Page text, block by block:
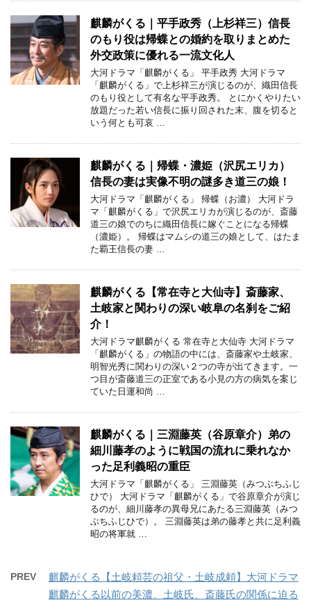
麒麟がくる｜平手政秀（上杉祥三）信長
のもり役は帰蝶との婚約を取りまとめた
外交政策に優れる一流文化人
大河ドラマ「麒麟がくる」 平手政秀 大河ドラマ
「麒麟がくる」で上杉祥三が演じるのが、織田信長
のもり役として有名な平手政秀。 とにかくやりたい
放題だった若い信長に振り回された末、腹を切ると
いう何とも可哀 …
麒麟がくる｜帰蝶・濃姫（沢尻エリカ）
信長の妻は実像不明の謎多き道三の娘！
大河ドラマ「麒麟がくる」 帰蝶（お濃） 大河ドラ
マ「麒麟がくる」で沢尻エリカが演じるのが、斎藤
道三の娘でのちに織田信長に嫁ぐことになる帰蝶
（濃姫）。 帰蝶はマムシの道三の娘として、はたま
た覇王信長の妻 …
麒麟がくる【常在寺と大仙寺】斎藤家、
土岐家と関わりの深い岐阜の名刹をご紹
介！
大河ドラマ麒麟がくる 常在寺と大仙寺 大河ドラマ
「麒麟がくる」の物語の中には、斎藤家や土岐家、
明智光秀に関わりの深い２つの寺が出てきます。一
つ目が斎藤道三の正室である小見の方の病気を案じ
ていた日運和尚 …
麒麟がくる｜三淵藤英（谷原章介）弟の
細川藤孝のように戦国の流れに乗れなか
った足利義昭の重臣
大河ドラマ「麒麟がくる」 三淵藤英（みつぶちふじ
ひで） 大河ドラマ「麒麟がくる」で谷原章介が演じ
るのが、細川藤孝の異母兄にあたる三淵藤英（みつ
ぶちふじひで）。 三淵藤英は弟の藤孝と共に足利義
昭の将軍就 …
PREV
麒麟がくる【土岐頼芸の祖父・土岐成頼】大河ドラマ
麒麟がくる以前の美濃、土岐氏、斎藤氏の関係に迫る